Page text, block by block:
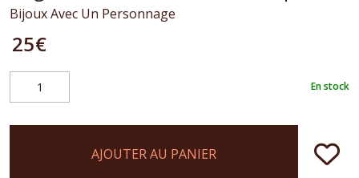
Bijoux Avec Un Personnage
25€
En stock
AJOUTER AU PANIER